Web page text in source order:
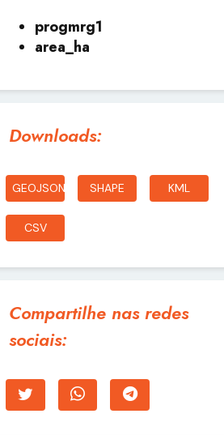
progmrg1
area_ha
Downloads:
GEOJSON SHAPE KML
CSV
Compartilhe nas redes
sociais: